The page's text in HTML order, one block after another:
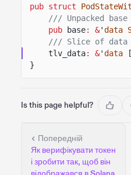
pub struct
/// Unpacked base
pub
base: &'data
/// Slice of data
tlv_data: &'data [
}
Is this page helpful?
Попередній
Як верифікувати токен
і зробити так, щоб він